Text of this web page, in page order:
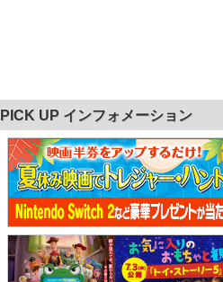
PICK UP インフォメーション